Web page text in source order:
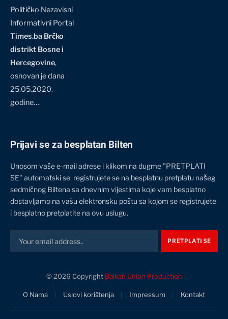
Političko Nezavisni
Informativni Portal
Times.ba Brčko
distrikt Bosne i
Hercegovine,
osnovan je dana
25.05.2020.
godine…
Prijavi se za besplatan Bilten
Unosom vaše e-mail adrese i klikom na dugme "PRETPLATI
SE" automatski se registrujete se na besplatnu pretplatu našeg
sedmičnog Biltena sa dnevnim vijestima koje vam besplatno
dostavljamo na vašu elektronsku poštu sa kojom se registrujete
i besplatno pretplatite na ovu uslugu.
© 2026 Copyright Balkan Union Production
O Nama Uslovi korištenja Impressum Kontakt